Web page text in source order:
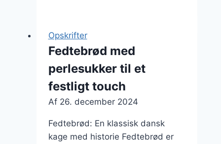
Opskrifter
Fedtebrød med
perlesukker til et
festligt touch
Af 26. december 2024
Fedtebrød: En klassisk dansk
kage med historie Fedtebrød er